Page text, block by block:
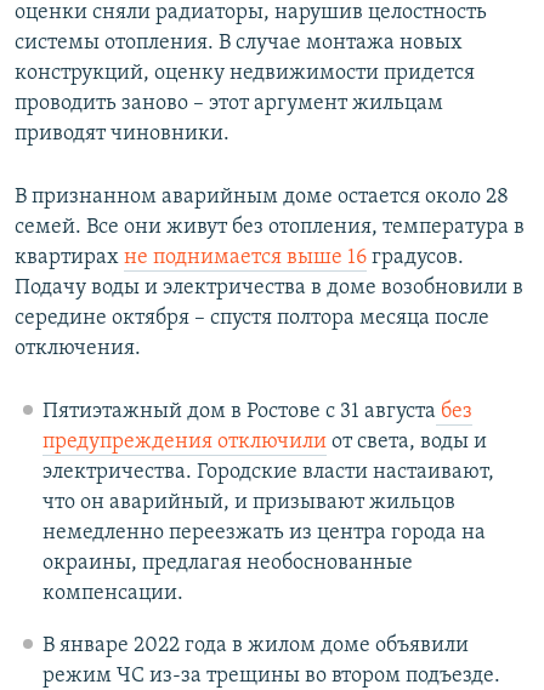
оценки сняли радиаторы, нарушив целостность
системы отопления. В случае монтажа новых
конструкций, оценку недвижимости придется
проводить заново – этот аргумент жильцам
приводят чиновники.
В признанном аварийным доме остается около 28
семей. Все они живут без отопления, температура в
квартирах не поднимается выше 16 градусов.
Подачу воды и электричества в доме возобновили в
середине октября – спустя полтора месяца после
отключения.
Пятиэтажный дом в Ростове с 31 августа без
предупреждения отключилиот света, воды и
электричества. Городские власти настаивают,
что он аварийный, и призывают жильцов
немедленно переезжать из центра города на
окраины, предлагая необоснованные
компенсации.
В январе 2022 года в жилом доме объявили
режим ЧС из-за трещины во втором подъезде.